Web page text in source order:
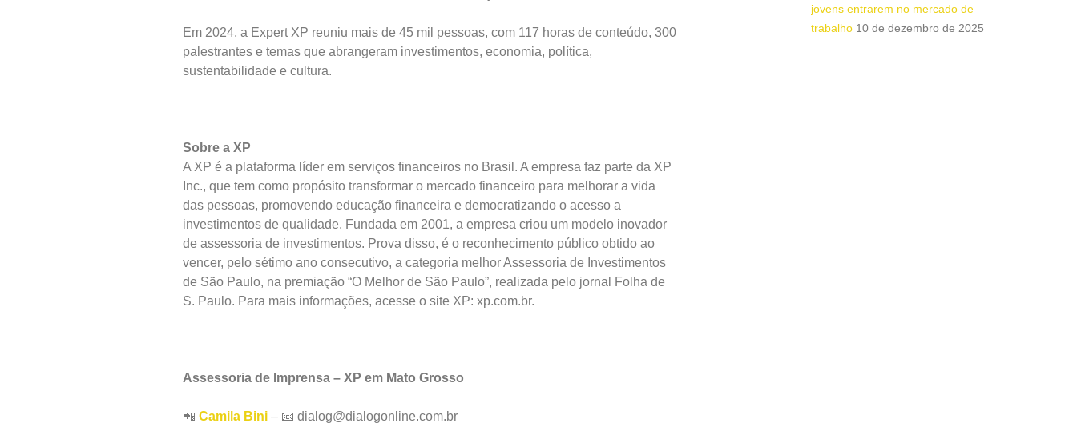
Em 2024, a Expert XP reuniu mais de 45 mil pessoas, com 117 horas de conteúdo, 300
palestrantes e temas que abrangeram investimentos, economia, política,
sustentabilidade e cultura.
Sobre a XP
A XP é a plataforma líder em serviços financeiros no Brasil. A empresa faz parte da XP
Inc., que tem como propósito transformar o mercado financeiro para melhorar a vida
das pessoas, promovendo educação financeira e democratizando o acesso a
investimentos de qualidade. Fundada em 2001, a empresa criou um modelo inovador
de assessoria de investimentos. Prova disso, é o reconhecimento público obtido ao
vencer, pelo sétimo ano consecutivo, a categoria melhor Assessoria de Investimentos
de São Paulo, na premiação “O Melhor de São Paulo”, realizada pelo jornal Folha de
S. Paulo. Para mais informações, acesse o site XP: xp.com.br.
Assessoria de Imprensa – XP em Mato Grosso
📲 Camila Bini – 📧 dialog@dialogonline.com.br
jovens entrarem no mercado de
trabalho 10 de dezembro de 2025